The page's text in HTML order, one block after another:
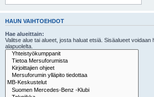
HAUN VAIHTOEHDOT
Hae alueittain:
Valitse alue tai alueet, josta haluat etsiä. Sisäalueet voidaan
alapuolelta.